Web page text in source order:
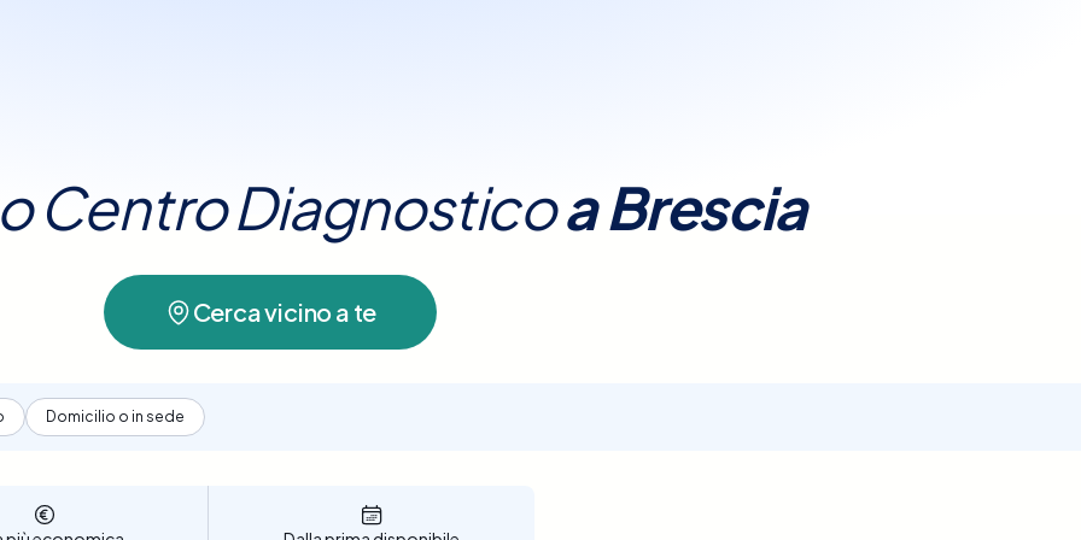
Centro DiagnosticoaBrescia
Cerca vicino a te
Domicilio o in sede